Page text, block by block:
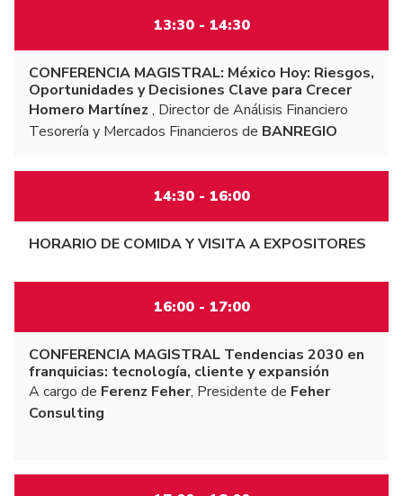
13:30 - 14:30
CONFERENCIA MAGISTRAL: México Hoy: Riesgos,
Oportunidades y Decisiones Clave para Crecer
Homero Martínez , Director de Análisis Financiero
Tesorería y Mercados Financieros de BANREGIO
14:30 - 16:00
HORARIO DE COMIDA Y VISITA A EXPOSITORES
16:00 - 17:00
CONFERENCIA MAGISTRAL Tendencias 2030 en
franquicias: tecnología, cliente y expansión
A cargo de Ferenz Feher, Presidente de Feher
Consulting